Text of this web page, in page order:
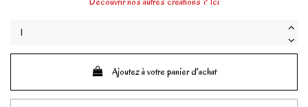
Ajoutez à votre panier d'achat